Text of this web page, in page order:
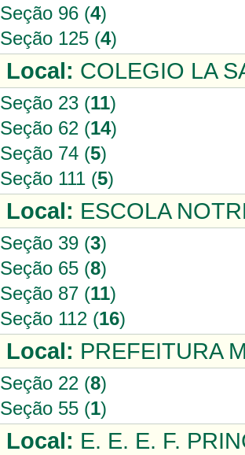
Seção 96 (4)
Seção 125 (4)
Local: COLEGIO LA
Seção 23 (11)
Seção 62 (14)
Seção 74 (5)
Seção 111 (5)
Local: ESCOLA
Seção 39 (3)
Seção 65 (8)
Seção 87 (11)
Seção 112 (16)
Local: PREFEITURA
Seção 22 (8)
Seção 55 (1)
Local: E. E. E. F.